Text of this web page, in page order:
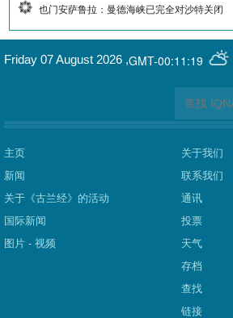
也门安萨鲁拉：曼德海峡已完全对沙特关闭
GMT-00:11:19
Friday 07 August 2026 ,
主页
新闻
关于《古兰经》的活动
国际新闻
图片 - 视频
关于我们
联系我们
通讯
投票
天气
存档
查找
链接